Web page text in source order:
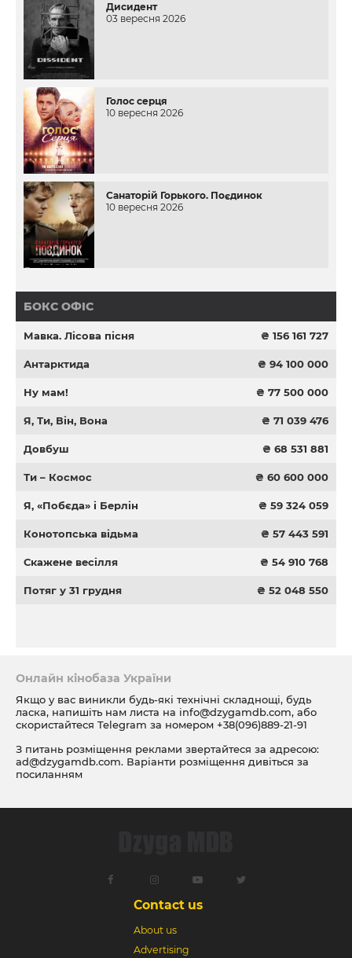
Дисидент
03 вересня 2026
Голос серця
10 вересня 2026
Санаторій Горького. Поєдинок
10 вересня 2026
БОКС ОФІС
Мавка. Лісова пісня ₴ 156 161 727
Антарктида ₴ 94 100 000
Ну мам! ₴ 77 500 000
Я, Ти, Він, Вона ₴ 71 039 476
Довбуш ₴ 68 531 881
Ти – Космос ₴ 60 600 000
Я, «Побєда» і Берлін ₴ 59 324 059
Конотопська відьма ₴ 57 443 591
Скажене весілля ₴ 54 910 768
Потяг у 31 грудня ₴ 52 048 550
Онлайн кінобаза України
Якщо у вас виникли будь-які технічні складнощі, будь
ласка, напишіть нам листа на info@dzygamdb.com, або
скористайтеся Telegram за номером +38(096)889-21-91
З питань розміщення реклами звертайтеся за адресою:
ad@dzygamdb.com. Варіанти розміщення дивіться за
посиланням
Contact us
About us
Advertising